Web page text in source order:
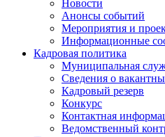
Новости
Анонсы событий
Мероприятия и
Информационные
Кадровая политика
Муниципальная
Сведения о
Кадровый резерв
Конкурс
Контактная
Ведомственный